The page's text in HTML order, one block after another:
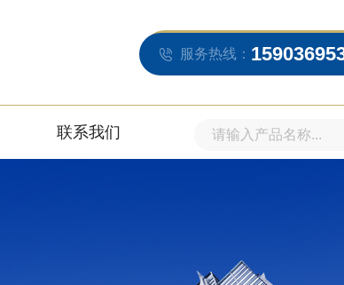
服务热线：
联系我们